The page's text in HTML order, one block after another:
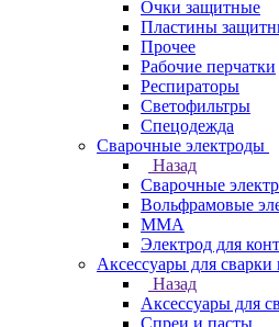
Очки защитные
Пластины
Прочее
Рабочие перчатки
Респираторы
Светофильтры
Спецодежда
Сварочные электроды
Назад
Сварочные
Вольфрамовые
ММА
Электрод для
Аксессуары для сварки
Назад
Аксессуары для
Спреи и пасты